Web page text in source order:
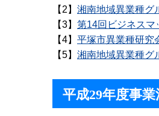
【2】 湘南地域異業種グ
【3】 第14回ビジネスマ
【4】 平塚市異業種研究
【5】 湘南地域異業種グ
平成29年度事業